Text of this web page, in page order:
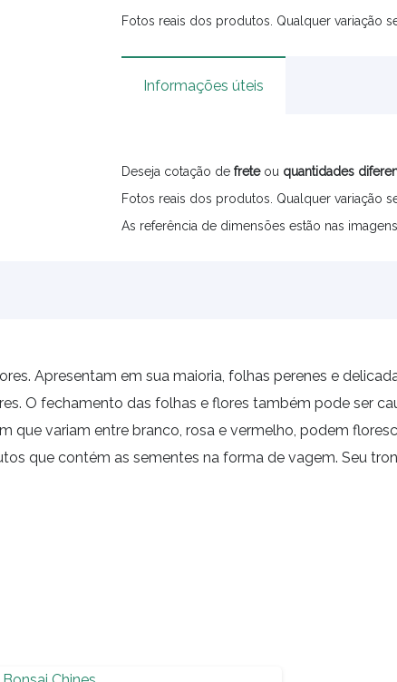
Fotos reais dos produtos. Qualquer variação
Informações úteis
Deseja cotação de freteou quantidades
Fotos reais dos produtos. Qualquer variação
As referência de dimensões estão nas
Apresentam em sua maioria, folhas perenes e
O fechamento das folhas e flores também pode ser
variam entre branco, rosa e vermelho, podem
que contém as sementes na forma de vagem. Seu